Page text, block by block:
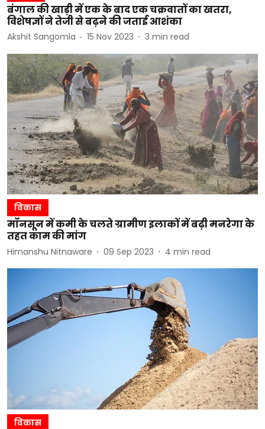
बंगाल की खाड़ी में एक के बाद एक चक्रवातों का खतरा,
विशेषज्ञों ने तेजी से बढ़ने की जताई आशंका
Akshit Sangomla 15 Nov 2023 3 min read
विकास
मॉनसून में कमी के चलते ग्रामीण इलाकों में बढ़ी मनरेगा के
तहत काम की मांग
Himanshu Nitnaware 09 Sep 2023 4 min read
विकास